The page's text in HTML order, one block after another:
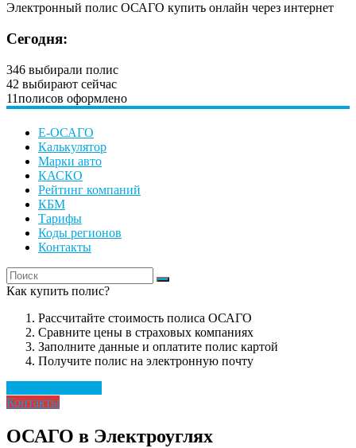
Электронный полис ОСАГО купить онлайн через интернет
Сегодня:
346 выбирали полис
42 выбирают сейчас
11полисов оформлено
Е-ОСАГО
Калькулятор
Марки авто
КАСКО
Рейтинг компаний
КБМ
Тарифы
Коды регионов
Контакты
Как купить полис?
Рассчитайте стоимость полиса ОСАГО
Сравните цены в страховых компаниях
Заполните данные и оплатите полис картой
Получите полис на электронную почту
Контакты
ОСАГО в Электроуглях